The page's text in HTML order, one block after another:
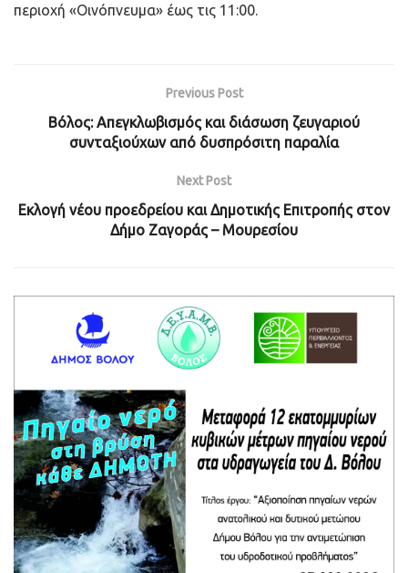
περιοχή «Οινόπνευμα» έως τις 11:00.
Previous Post
Βόλος: Απεγκλωβισμός και διάσωση ζευγαριού
συνταξιούχων από δυσπρόσιτη παραλία
Next Post
Εκλογή νέου προεδρείου και Δημοτικής Επιτροπής στον
Δήμο Ζαγοράς – Μουρεσίου